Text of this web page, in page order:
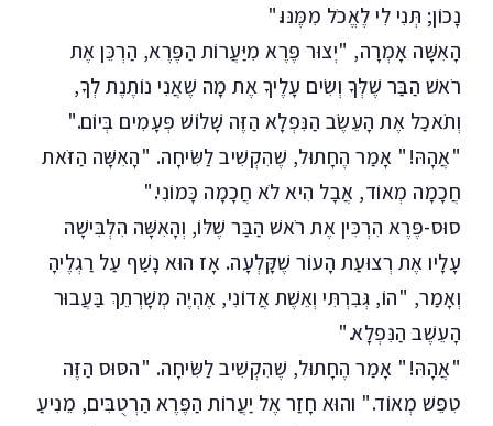
נָכוֹן; תְּנִי לִי לֶאֱכֹל מִמֶּנּוּ."
הָאִשָּׁה אָמְרָה, "יְצוּר פֶּרֶא מִיַּעֲרוֹת הַפֶּרֶא, הַרְכֵּן אֶת
רֹאשׁ הַבַּר שֶׁלְּךָ וְשִׂים עָלֶיךָ אֶת מָה שֶׁאֲנִי נוֹתֶנֶת לְךָ,
וְתֹאכַל אֶת הָעֵשֶׂב הַנִּפְלָא הַזֶּה שָׁלוֹשׁ פְּעָמִים בְּיוֹם."
"אֲהָהּ!" אָמַר הֶחָתוּל, שֶׁהִקְשִׁיב לַשִּׂיחָה. "הָאִשָּׁה הַזֹּאת
חֲכָמָה מְאוֹד, אֲבָל הִיא לֹא חֲכָמָה כָּמוֹנִי."
סוּס-פֶּרֶא הִרְכִּין אֶת רֹאשׁ הַבַּר שֶׁלּוֹ, וְהָאִשָּׁה הִלְבִּישָׁה
עָלָיו אֶת רְצוּעַת הָעוֹר שֶׁקָּלְעָה. אָז הוּא נָשַׁף עַל רַגְלֶיהָ
וְאָמַר, "הוֹ, גְּבִרְתִּי וְאֵשֶׁת אֲדוֹנִי, אֶהְיֶה מְשָׁרְתֵךְ בַּעֲבוּר
הָעֵשֶׁב הַנִּפְלָא."
"אֲהָהּ!" אָמַר הֶחָתוּל, שֶׁהִקְשִׁיב לַשִּׂיחָה. "הסּוּס הַזֶּה
טִפֵּשׁ מְאוֹד." והוּא חָזַר אֶל יַעֲרוֹת הַפֶּרֶא הַרְטֻבִּים, מֵנִיעַ